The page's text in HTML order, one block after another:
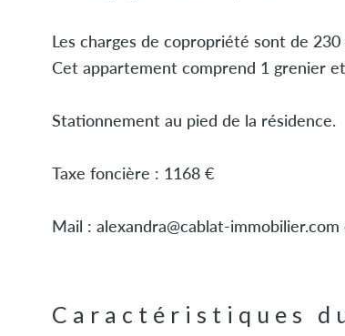
Les charges de copropriété sont de
Cet appartement comprend 1 grenier
Stationnement au pied de la résidence.
Taxe foncière : 1168 €
Mail : alexandra@cablat-
Caractéristiques